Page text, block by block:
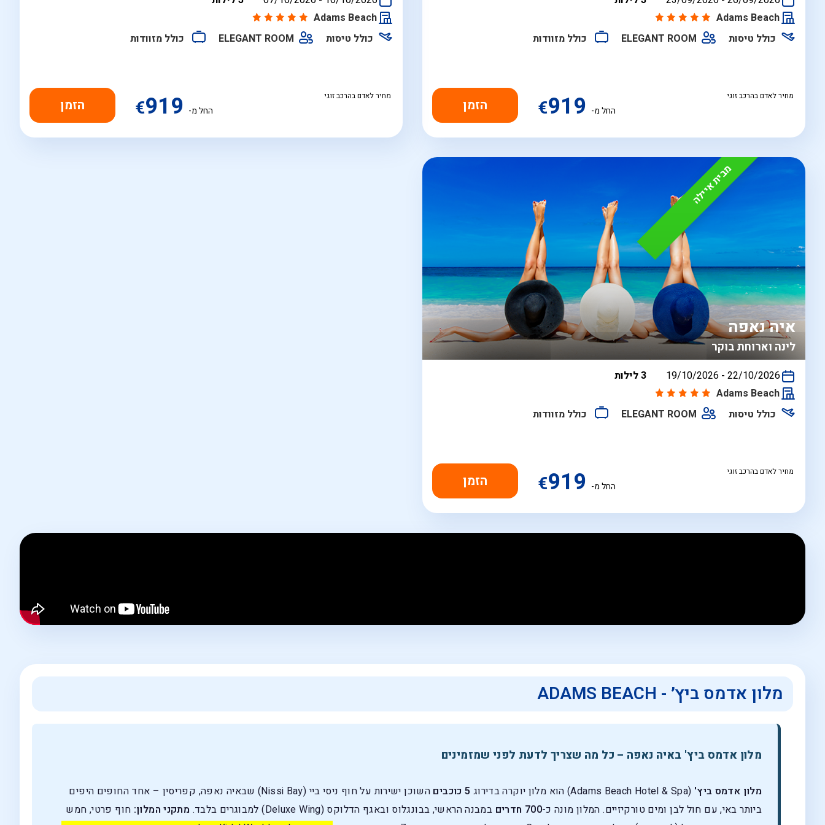
התאריכים,
Adams Beach
כולל טיסות
ELEGANT ROOM כולל מזוודות
מחיר לאדם בהרכב זוגי
החל מ- €919
התאריכים,
Adams Beach
כולל טיסות
ELEGANT ROOM כולל מזוודות
מחיר לאדם בהרכב זוגי
החל מ- €919
מבית איילה
לינה וארוחת בוקר
איה נאפה
בין
התאריכים,
19/10/2026 - 22/10/2026
3 לילות
Adams Beach
כולל טיסות
ELEGANT ROOM כולל מזוודות
מחיר לאדם בהרכב זוגי
החל מ- €919
מלון אדמס ביץ׳ - ADAMS BEACH
מלון אדמס ביץ' באיה נאפה – כל מה שצריך לדעת לפני שמזמינים
מלון אדמס ביץ' (Adams Beach Hotel & Spa) הוא מלון יוקרה בדירוג 5 כוכבים
השוכן ישירות על חוף ניסי ביי (Nissi Bay) שבאיה נאפה, קפריסין – אחד החופים היפים
ביותר באי, עם חול לבן ומים טורקיזיים. המלון מונה כ-700 חדרים במבנה הראשי, בבונגלוס ובאגף הדלוקס (Deluxe Wing) למבוגרים בלבד. מתקני המלון: חוף פרטי, חמש